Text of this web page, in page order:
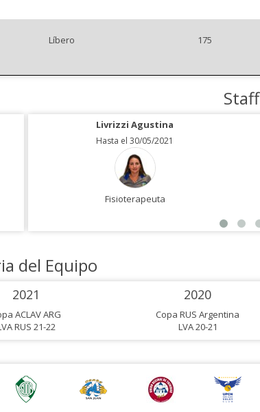
Líbero 175
Saucedo Jose
Hasta el 30/05/2021
Entrenador Asistente
Staff
Livrizzi Agustina
Hasta el 30/05/2021
Fisioterapeuta
del Equipo
2021
ACLAV ARG
RUS 21-22
2020
Copa RUS Argentina
LVA 20-21